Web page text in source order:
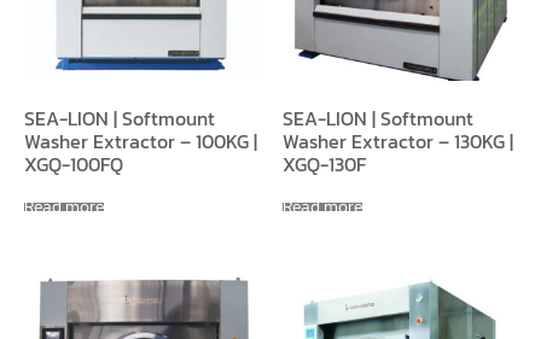
SEA-LION | Softmount
Washer Extractor – 100KG |
XGQ-100FQ
Read more
SEA-LION | Softmount
Washer Extractor – 130KG |
XGQ-130F
Read more